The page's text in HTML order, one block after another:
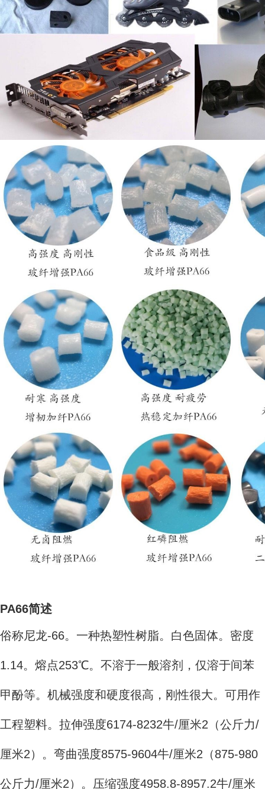
PA66简述
俗称尼龙-66。一种热塑性树脂。白色固体。密度
1.14。熔点253℃。不溶于一般溶剂，仅溶于间苯
甲酚等。机械强度和硬度很高，刚性很大。可用作
工程塑料。拉伸强度6174-8232牛/厘米2（公斤力/
厘米2）。弯曲强度8575-9604牛/厘米2（875-980
公斤力/厘米2）。压缩强度4958.8-8957.2牛/厘米